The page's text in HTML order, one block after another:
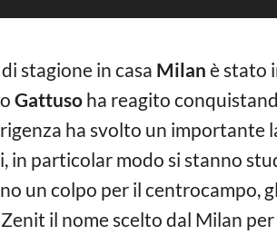
di stagione in casa Milan è stato
Gattuso ha reagito
ha svolto un importante
in particolar modo si stanno
un colpo per il centrocampo,
il nome scelto dal Milan